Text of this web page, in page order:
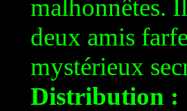
malhonnêtes.
deux amis
mystérieux
Distribution :